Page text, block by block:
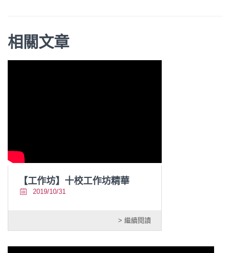
相關文章
【工作坊】十校工作坊精華
2019/10/31
> 繼續閱讀